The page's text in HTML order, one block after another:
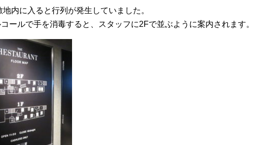
内に入ると行列が発生していました。
ールで手を消毒すると、スタッフに2Fで並ぶように案内されます。